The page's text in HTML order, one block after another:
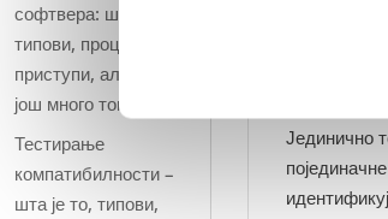
У већини
Јединично
софтвера: шта је то,
типови, процеси,
приступи, алати и
још много тога!
Тестирање
компатибилности –
шта је то, типови,